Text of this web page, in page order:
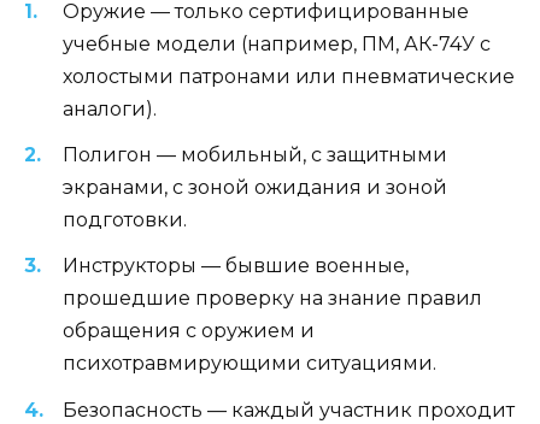
Оружие — только сертифицированные
учебные модели (например, ПМ, АК-74У с
холостыми патронами или пневматические
аналоги).
Полигон — мобильный, с защитными
экранами, с зоной ожидания и зоной
подготовки.
Инструкторы — бывшие военные,
прошедшие проверку на знание правил
обращения с оружием и
психотравмирующими ситуациями.
Безопасность — каждый участник проходит